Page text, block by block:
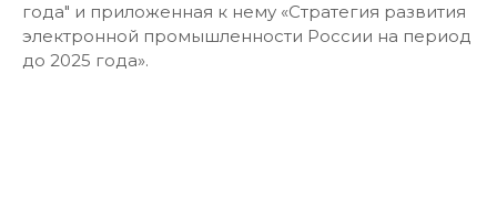
года" и приложенная к нему «Стратегия развития
электронной промышленности России на период
до 2025 года».